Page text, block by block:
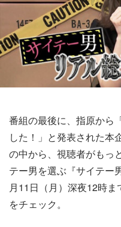
番組の最後に、指原から
した！」と発表された本
の中から、視聴者がもっ
テー男を選ぶ『サイテー
月11日（月）深夜12時
をチェック。